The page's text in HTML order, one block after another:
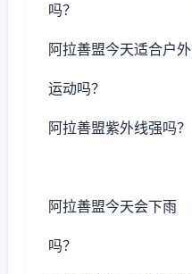
吗？
阿拉善盟今天适合户外
运动吗？
阿拉善盟紫外线强吗？
阿拉善盟今天会下雨
吗？